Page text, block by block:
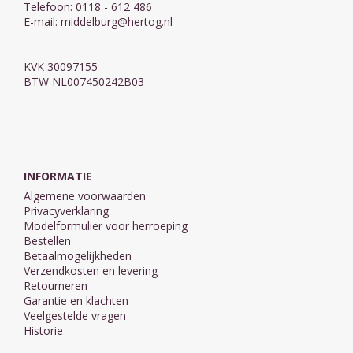
Telefoon: 0118 - 612 486
E-mail: middelburg@hertog.nl
KVK 30097155
BTW NL007450242B03
INFORMATIE
Algemene voorwaarden
Privacyverklaring
Modelformulier voor herroeping
Bestellen
Betaalmogelijkheden
Verzendkosten en levering
Retourneren
Garantie en klachten
Veelgestelde vragen
Historie